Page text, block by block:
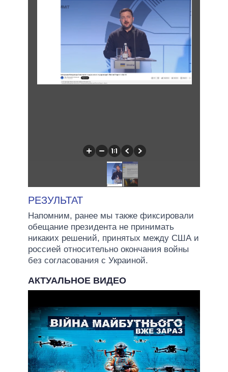
РЕЗУЛЬТАТ
Напомним, ранее мы также фиксировали
обещание президента не принимать
никаких решений, принятых между США и
россией относительно окончания войны
без согласования с Украиной.
АКТУАЛЬНОЕ ВИДЕО